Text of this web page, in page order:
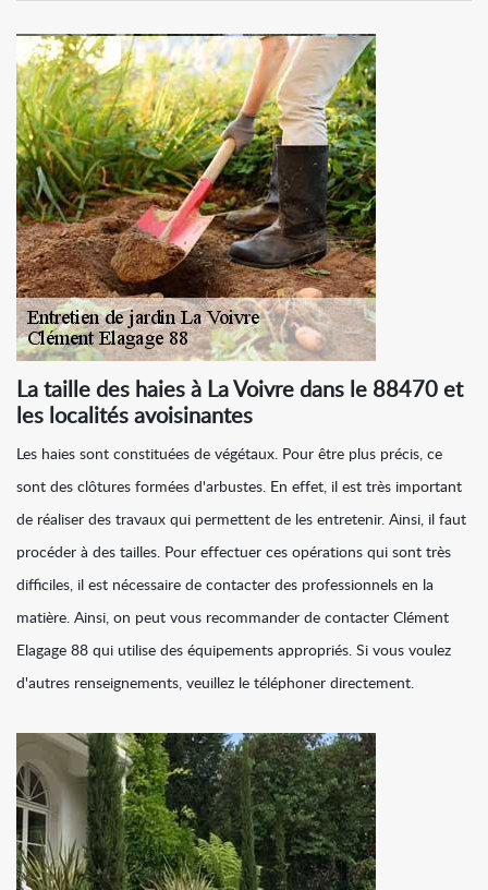
La taille des haies à La Voivre dans le 88470 et
les localités avoisinantes
Les haies sont constituées de végétaux. Pour être plus précis, ce
sont des clôtures formées d'arbustes. En effet, il est très important
de réaliser des travaux qui permettent de les entretenir. Ainsi, il faut
procéder à des tailles. Pour effectuer ces opérations qui sont très
difficiles, il est nécessaire de contacter des professionnels en la
matière. Ainsi, on peut vous recommander de contacter Clément
Elagage 88 qui utilise des équipements appropriés. Si vous voulez
d'autres renseignements, veuillez le téléphoner directement.